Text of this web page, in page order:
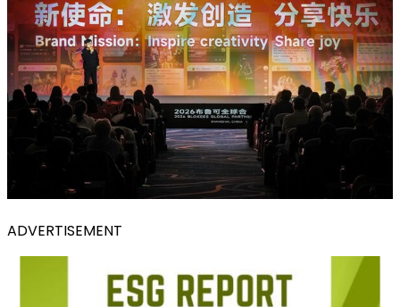
ADVERTISEMENT